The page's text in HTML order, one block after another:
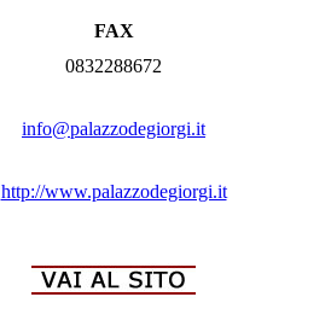
FAX
0832288672
info@palazzodegiorgi.it
http://www.palazzodegiorgi.it